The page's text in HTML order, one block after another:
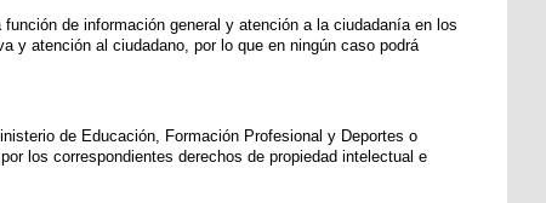
de información general y atención a la ciudadanía en los
y atención al ciudadano, por lo que en ningún caso podrá
de Educación, Formación Profesional y Deportes o
los correspondientes derechos de propiedad intelectual e